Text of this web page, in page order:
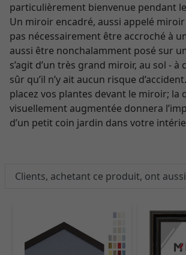
particulièrement bienvenue pendant
Un miroir encadré, aussi appelé
pas nécessairement être accroché à
aussi être nonchalamment posé sur
s’agit d’un très grand miroir, au sol -
sûr qu’il n’y ait aucun risque
placez vos plantes devant le miroir; la
visuellement augmentée donnera
d’un petit coin jardin dans votre
Clients, achetant ce produit, ont